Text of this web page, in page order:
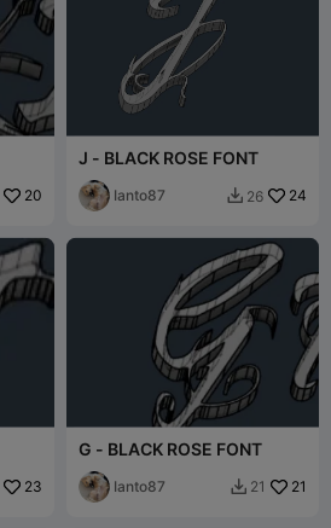
20
J - BLACK ROSE FONT
Ianto87  26 24
23
G - BLACK ROSE FONT
Ianto87  21 21